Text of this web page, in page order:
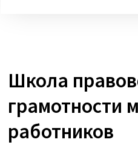
Школа
грамотности
работников